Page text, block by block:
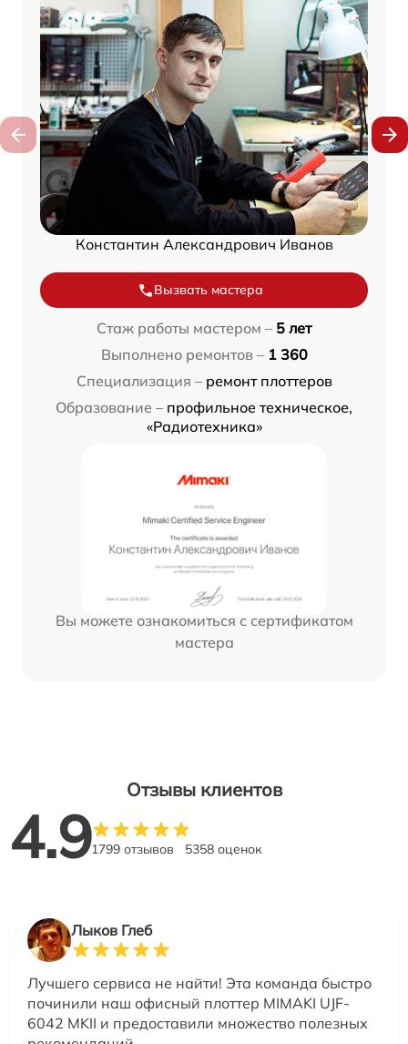
Константин Александрович Иванов
Вызвать мастера
Стаж работы мастером – 5 лет
Выполнено ремонтов – 1 360
Специализация – ремонт плоттеров
Образование – профильное техническое,
«Радиотехника»
Вы можете ознакомиться с сертификатом
мастера
Отзывы клиентов
4.91799 отзывов 5358 оценок
Лыков Глеб
Лучшего сервиса не найти! Эта команда быстро
починили наш офисный плоттер MIMAKI UJF-
6042 MKII и предоставили множество полезных